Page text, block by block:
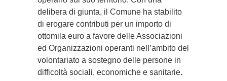
delibera di giunta, il Comune ha stabilito
di erogare contributi per un importo di
ottomila euro a favore delle Associazioni
ed Organizzazioni operanti nell’ambito del
volontariato a sostegno delle persone in
difficoltà sociali, economiche e sanitarie.